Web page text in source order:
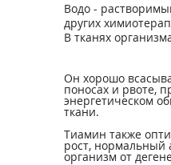
Водо -
других
В тканях
Он хорошо
поносах и рвоте,
энергетическом
ткани.
Тиамин также
рост, нормальный
организм от